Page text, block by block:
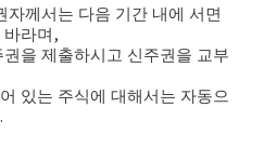
자께서는 다음 기간 내에 서면
라며 ,
을 제출하시고 신주권을 교부
있는 주식에 대해서는 자동으
.